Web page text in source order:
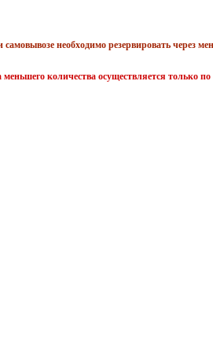
необходимо резервировать через
количества осуществляется только по